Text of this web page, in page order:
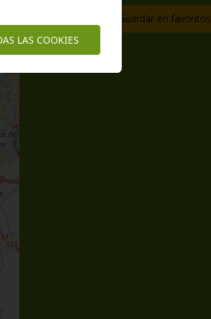
Guardar en favoritos
LAS COOKIES